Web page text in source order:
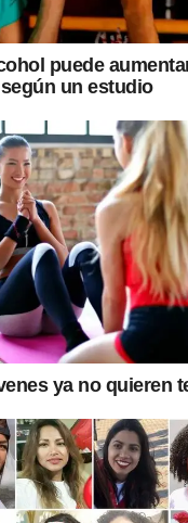
puede
un estudio
ya no quieren